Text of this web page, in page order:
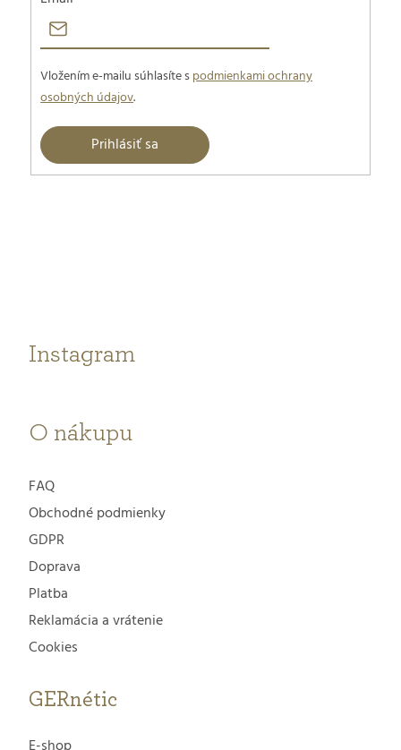
Vložením e-mailu súhlasíte spodmienkami ochrany
osobných údajov.
Prihlásiť sa
Instagram
O nákupu
FAQ
Obchodné podmienky
GDPR
Doprava
Platba
Reklamácia a vrátenie
Cookies
GERnétic